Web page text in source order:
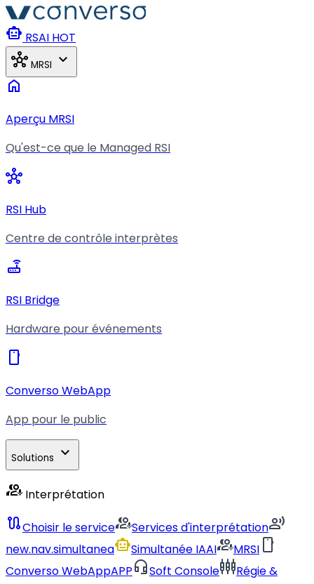
Aller au contenu principal
smart_toy RSAI HOT
hub MRSI expand_more
home
Aperçu MRSI
Qu'est-ce que le Managed RSI
hub
RSI Hub
Centre de contrôle interprètes
router
RSI Bridge
Hardware pour événements
smartphone
Converso WebApp
App pour le public
Solutions expand_more
interpreter_mode Interprétation
routeChoisir le serviceinterpreter_modeServices d'interprétationrecord_voice_over
new.nav.simultaneasmart_toySimultanée IAAIinterpreter_modeMRSI smartphone
Converso WebAppAPPheadset_micSoft Consolesettings_input_componentRégie &